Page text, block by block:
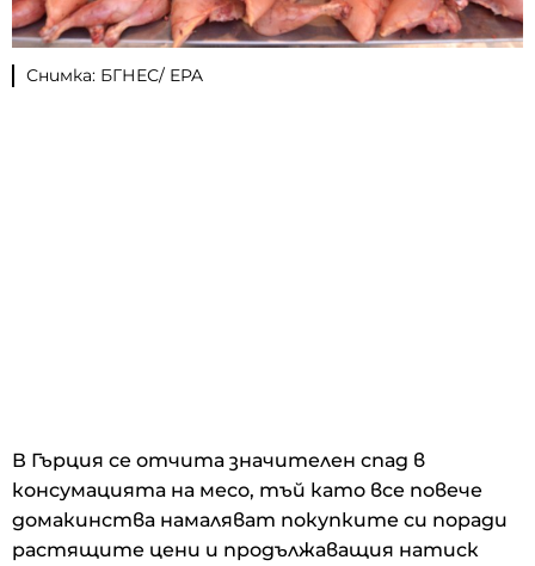
Снимка: БГНЕС/ EPA
В Гърция се отчита значителен спад в
консумацията на месо, тъй като все повече
домакинства намаляват покупките си поради
растящите цени и продължаващия натиск